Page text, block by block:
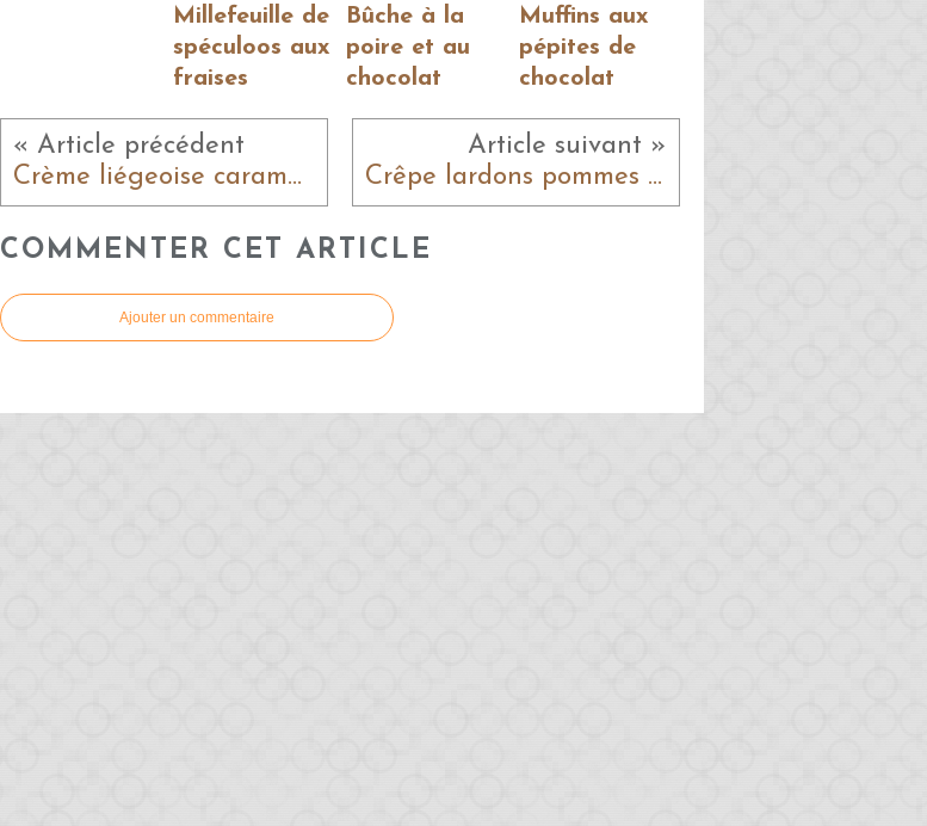
Millefeuille de
spéculoos aux
fraises
Bûche à la
poire et au
chocolat
Muffins aux
pépites de
chocolat
« Article précédent
Crème liégeoise carambar toblerone
Article suivant »
Crêpe lardons pommes de terre
COMMENTER CET ARTICLE
Ajouter un commentaire